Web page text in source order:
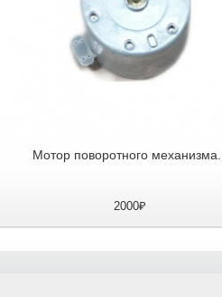
Мотор поворотного механизма...
2000₽